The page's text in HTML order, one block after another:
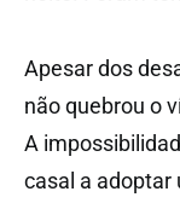
Apesar dos
não quebrou o
A
casal a adoptar